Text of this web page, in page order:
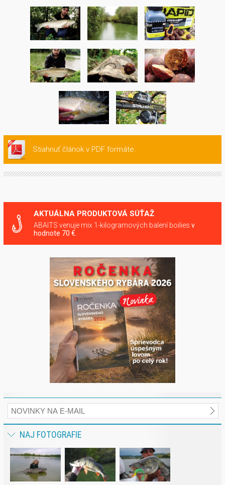
Stiahnuť článok v PDF formáte.
AKTUÁLNA PRODUKTOVÁ SÚŤAŽ
ABAITS venuje mix 1-kilogramových balení boilies v
hodnote 70 €.
NAJ FOTOGRAFIE